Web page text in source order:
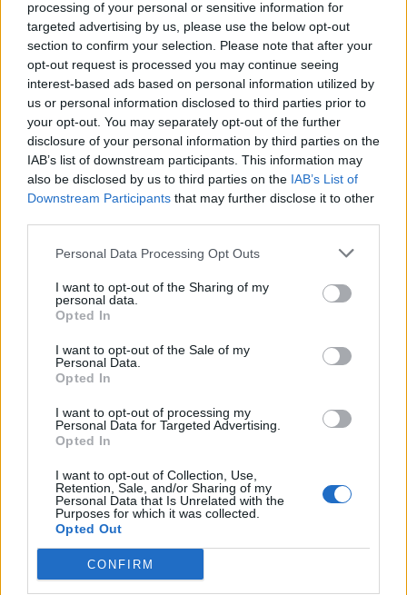
processing of your personal or sensitive information for
targeted advertising by us, please use the below opt-out
section to confirm your selection. Please note that after your
opt-out request is processed you may continue seeing
interest-based ads based on personal information utilized by
us or personal information disclosed to third parties prior to
your opt-out. You may separately opt-out of the further
disclosure of your personal information by third parties on the
IAB’s list of downstream participants. This information may
also be disclosed by us to third parties on the IAB’s List of
Downstream Participants that may further disclose it to other
Personal Data Processing Opt Outs
I want to opt-out of the Sharing of my
personal data.
Opted In
I want to opt-out of the Sale of my
Personal Data.
Opted In
I want to opt-out of processing my
Personal Data for Targeted Advertising.
Opted In
I want to opt-out of Collection, Use,
Retention, Sale, and/or Sharing of my
Personal Data that Is Unrelated with the
Purposes for which it was collected.
Opted Out
CONFIRM
Ειδήσεις 5-8-2026
ΑΠΟΨΕΙΣ
ο ΣΥΡΙΖΑ και οι Κιλκισιώτες
26-07-2026 - Κανένα σχόλιο